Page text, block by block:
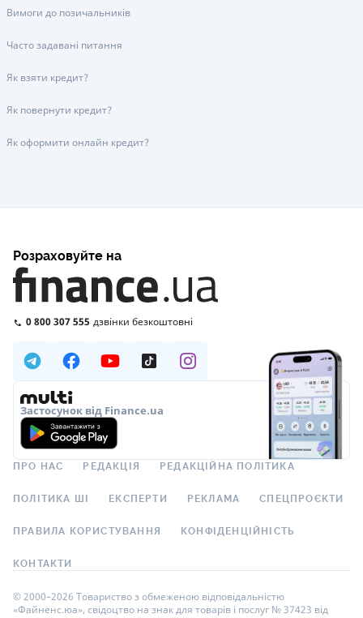
Вимоги до позичальників
Часто задавані питання
Як взяти кредит?
Як повернути кредит?
Як оформити онлайн кредит?
Розраховуйте на
0 800 307 555 дзвінки безкоштовні
Застосунок від Finance.ua
ПРО НАС РЕДАКЦІЯ РЕДАКЦІЙНА ПОЛІТИКА
ПОЛІТИКА ШІ ЕКСПЕРТИ РЕКЛАМА СПЕЦПРОЄКТИ
ПРАВИЛА КОРИСТУВАННЯ КОНФІДЕНЦІЙНІСТЬ
КОНТАКТИ
© 2000–2026 Товариство з обмеженою відповідальністю
«Файненс.юа», свідоцтво на знак для товарів і послуг № 37423 від